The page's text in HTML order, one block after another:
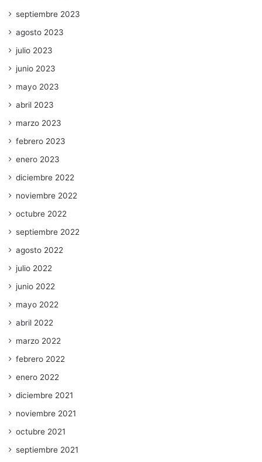
septiembre 2023
agosto 2023
julio 2023
junio 2023
mayo 2023
abril 2023
marzo 2023
febrero 2023
enero 2023
diciembre 2022
noviembre 2022
octubre 2022
septiembre 2022
agosto 2022
julio 2022
junio 2022
mayo 2022
abril 2022
marzo 2022
febrero 2022
enero 2022
diciembre 2021
noviembre 2021
octubre 2021
septiembre 2021